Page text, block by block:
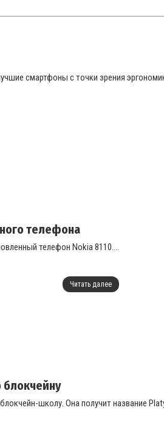
смартфоны с точки зрения
телефона
телефон Nokia 8110....
Читать далее
блокчейну
школу. Она получит название